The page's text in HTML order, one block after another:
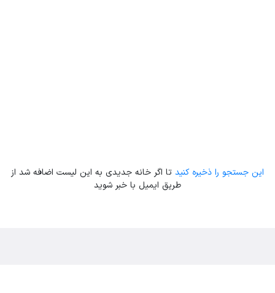
این جستجو را ذخیره کنید تا اگر خانه جدیدی به این لیست اضافه شد از
طریق ایمیل با خبر شوید